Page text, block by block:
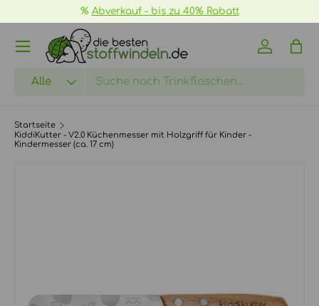
DIREKT ZUM INHALT
% Abverkauf - bis zu 40% Rabatt
Suchen
Alle
Einloggen
Startseite
KiddiKutter - V2.0 Küchenmesser mit Holzgriff für Kinder -
Kindermesser (ca. 17 cm)